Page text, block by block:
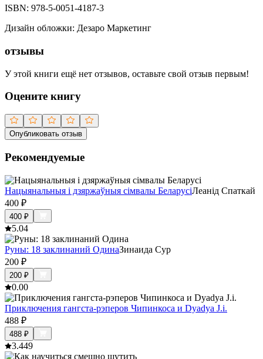
ISBN: 978-5-0051-4187-3
Дизайн обложки: Дезаро Маркетинг
отзывы
У этой книги ещё нет отзывов, оставьте свой отзыв первым!
Оцените книгу
Опубликовать отзыв
Рекомендуемые
Нацыянальныя і дзяржаўныя сімвалы БеларусіЛеанід Спаткай
400 ₽
400 ₽
5.04
Руны: 18 заклинаний ОдинаЗинаида Сур
200 ₽
200 ₽
0.00
Приключения гангста-рэперов Чипинкоса и Dyadya J.i.
488 ₽
488 ₽
3.449